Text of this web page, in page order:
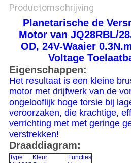
Productomschrijving
Planetarische de
Motor van JQ28RBL/
OD, 24V-Waaier
Voltage
Eigenschappen:
Het resultaat is een kleine
motor met drijfwerk van de
ongelooflijk hoge torsie bij
veroorzaken, die krachtige,
verrichting met met geringe
verstrekken!
Draaddiagram:
Type Kleur
Functies